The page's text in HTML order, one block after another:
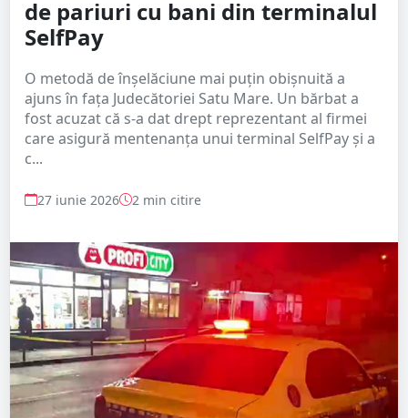
de pariuri cu bani din terminalul
SelfPay
O metodă de înșelăciune mai puțin obișnuită a
ajuns în fața Judecătoriei Satu Mare. Un bărbat a
fost acuzat că s-a dat drept reprezentant al firmei
care asigură mentenanța unui terminal SelfPay și a
c...
27 iunie 2026 2 min citire